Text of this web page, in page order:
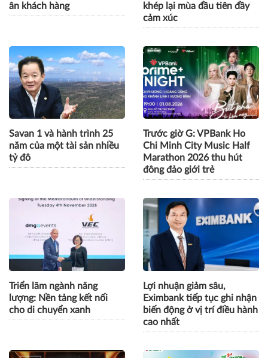
ân khách hàng
khép lại mùa đầu tiên đầy
cảm xúc
Savan 1 và hành trình 25
năm của một tài sản nhiều
tỷ đô
Trước giờ G: VPBank Ho
Chi Minh City Music Half
Marathon 2026 thu hút
đông đảo giới trẻ
Triển lãm ngành năng
lượng: Nền tảng kết nối
cho di chuyển xanh
Lợi nhuận giảm sâu,
Eximbank tiếp tục ghi nhận
biến động ở vị trí điều hành
cao nhất